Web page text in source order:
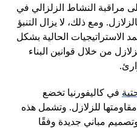
مراقبة النشاط الزلزالي في
ومع ذلك، لا يزال التنبؤ
الاستراتيجيات الحالية بشكل
من خلال قوانين البناء
في كاليفورنيا تخضع
للزلازل. وتشمل هذه
وتصميم مباني جديدة وفقًا